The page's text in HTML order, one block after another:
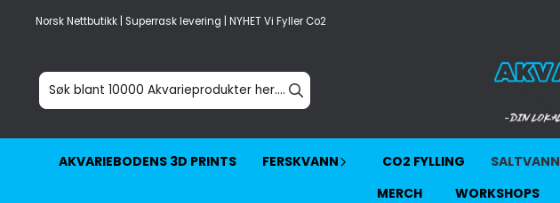
Hopp til innhold
Norsk Nettbutikk | Superrask levering | NYHET Vi Fyller Co2
AKVARIEBODENS 3D PRINTS FERSKVANN CO2 FYLLING SALTVANN
MERCH
WORKSHOPS